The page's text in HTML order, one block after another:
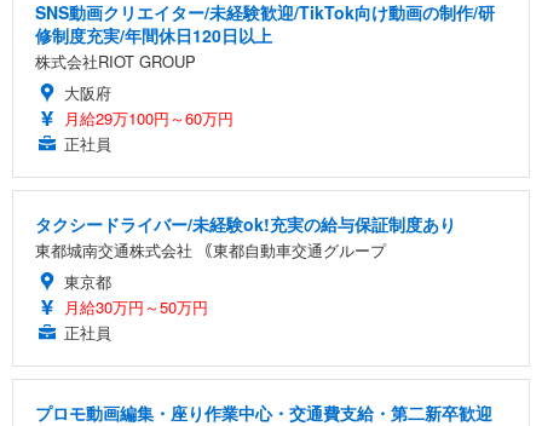
SNS動画クリエイター/未経験歓迎/TikTok向け動画の制作/研
修制度充実/年間休日120日以上
株式会社RIOT GROUP
大阪府
月給29万100円～60万円
正社員
タクシードライバー/未経験ok!充実の給与保証制度あり
東都城南交通株式会社 ｟東都自動車交通グループ
東京都
月給30万円～50万円
正社員
プロモ動画編集・座り作業中心・交通費支給・第二新卒歓迎